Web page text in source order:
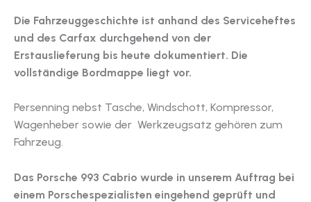
Die Fahrzeuggeschichte ist anhand des Serviceheftes
und des Carfax durchgehend von der
Erstauslieferung bis heute dokumentiert. Die
vollständige Bordmappe liegt vor.
Persenning nebst Tasche, Windschott, Kompressor,
Wagenheber sowie der Werkzeugsatz gehören zum
Fahrzeug.
Das Porsche 993 Cabrio wurde in unserem Auftrag bei
einem Porschespezialisten eingehend geprüft und